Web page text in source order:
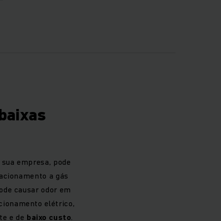
sanitários.
O fácil
diferença.
motor de
empresa, pode
a gás
causar odor em
elétrico,
e de baixo custo.